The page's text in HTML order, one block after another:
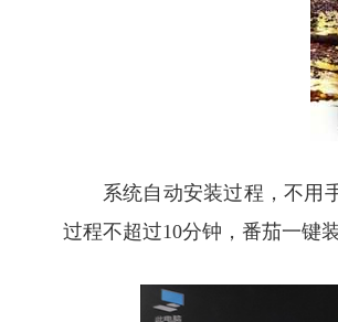
系统自动安装过程，不用
过程不超过10分钟，番茄一键